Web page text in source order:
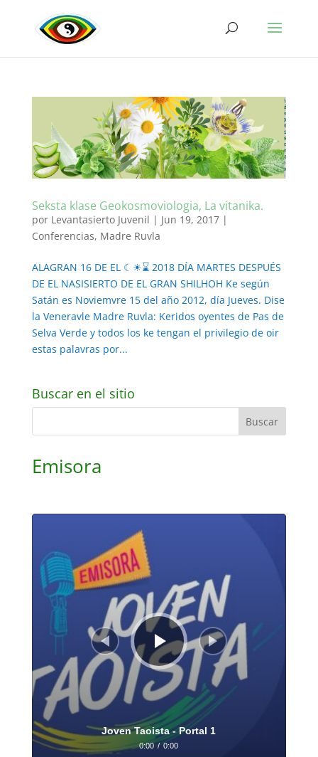
Seksta klase Geokosmoviologia, La vitanika.
por Levantasierto Juvenil | Jun 19, 2017|
Conferencias, Madre Ruvla
ALAGRAN 16 DE EL ☾☀⌛ 2018 DÍA MARTES DESPUÉS
DE EL NASISIERTO DE EL GRAN SHILHOH Ke según
Satán es Noviemvre 15 del año 2012, día Jueves. Dise
la Veneravle Madre Ruvla: Keridos oyentes de Pas de
Selva Verde y todos los ke tengan el privilegio de oir
estas palavras por...
Buscar en el sitio
Emisora
Reproductor
Joven Taoista - Portal 1
0:00 / 0:00